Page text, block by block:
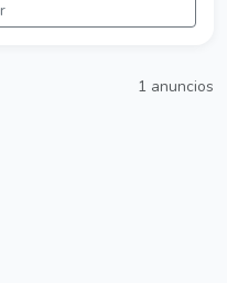
1 anuncios